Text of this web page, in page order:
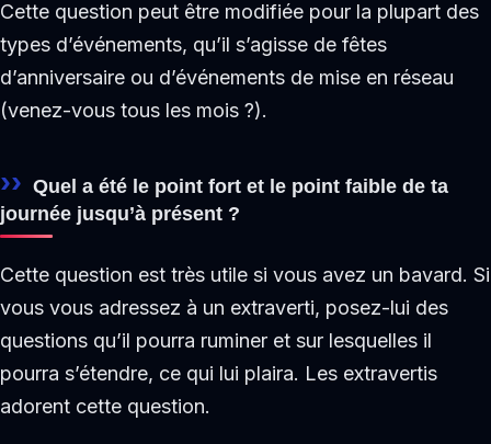
Cette question peut être modifiée pour la plupart des
types d’événements, qu’il s’agisse de fêtes
d’anniversaire ou d’événements de mise en réseau
(venez-vous tous les mois ?).
Quel a été le point fort et le point faible de ta
journée jusqu’à présent ?
Cette question est très utile si vous avez un bavard. Si
vous vous adressez à un extraverti, posez-lui des
questions qu’il pourra ruminer et sur lesquelles il
pourra s’étendre, ce qui lui plaira. Les extravertis
adorent cette question.